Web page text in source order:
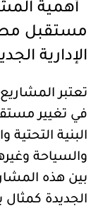
أهمية
مستقبل مصر
الإدارية الجديدة
تعتبر المشاريع
في تغيير مستقبل
البنية التحتية
والسياحة وغيرها
بين هذه المشاريع،
الجديدة كمثال